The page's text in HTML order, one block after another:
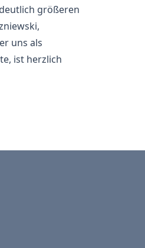
größeren
uns als
ist herzlich